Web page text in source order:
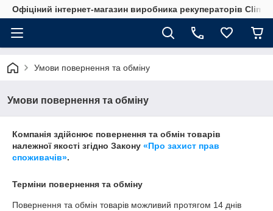
Офіціний інтернет-магазин виробника рекуператорів
Умови повернення та обміну
Умови повернення та обміну
Компанія здійснює повернення та обмін товарів
належної якості згідно Закону «Про захист прав
споживачів».
Терміни повернення та обміну
Повернення та обмін товарів можливий протягом 14 днів